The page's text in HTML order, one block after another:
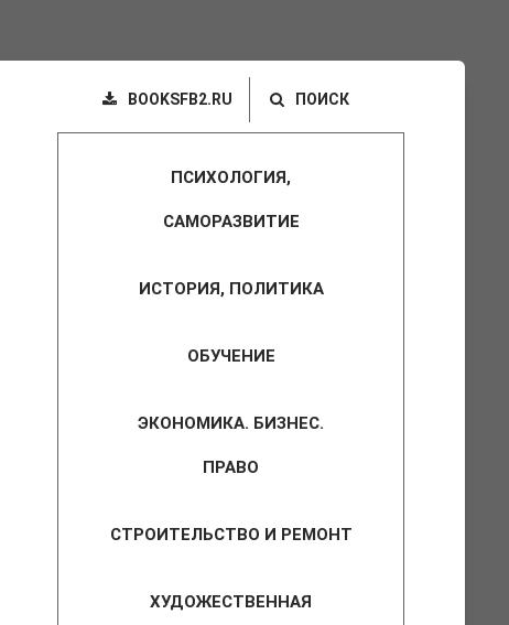
BOOKSFB2.RU ПОИСК
ПСИХОЛОГИЯ,
САМОРАЗВИТИЕ
ИСТОРИЯ, ПОЛИТИКА
ОБУЧЕНИЕ
ЭКОНОМИКА. БИЗНЕС.
ПРАВО
СТРОИТЕЛЬСТВО И РЕМОНТ
ХУДОЖЕСТВЕННАЯ